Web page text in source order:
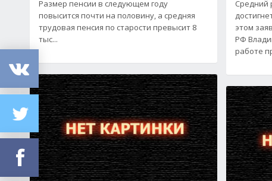
Размер пенсии в следующем году
повысится почти на половину, а средняя
трудовая пенсия по старости превысит 8
тыс...
Средний
этом
РФ
работе